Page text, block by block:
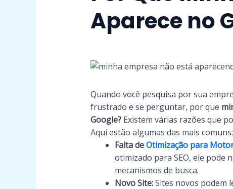
Aparece no
Quando você pesquisa por sua
frustrado e se perguntar, por que
Google?Existem várias razões que
Aqui estão algumas das mais comuns:
Falta deOtimização para
otimizado para SEO, ele pode
mecanismos de busca.
Novo Site:Sites novos podem